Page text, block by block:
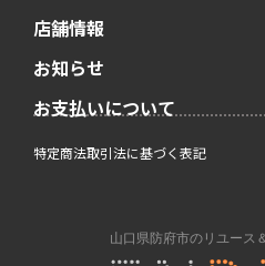
店舗情報
お知らせ
お支払いについて
特定商法取引法に基づく表記